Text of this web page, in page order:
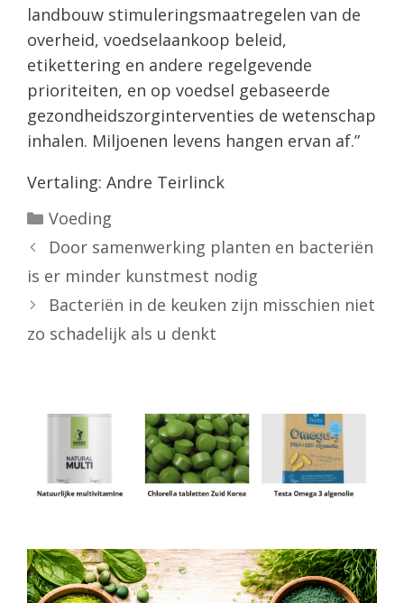
landbouw stimuleringsmaatregelen van de
overheid, voedselaankoop beleid,
etikettering en andere regelgevende
prioriteiten, en op voedsel gebaseerde
gezondheidszorginterventies de wetenschap
inhalen. Miljoenen levens hangen ervan af.”
Vertaling: Andre Teirlinck
Categorieën
Voeding
Door samenwerking planten en bacteriën
is er minder kunstmest nodig
Bacteriën in de keuken zijn misschien niet
zo schadelijk als u denkt